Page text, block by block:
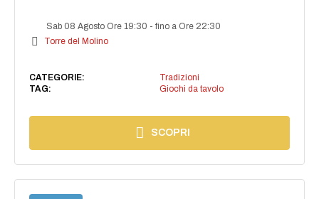
Sab 08 Agosto Ore 19:30 -fino a Ore 22:30
Torre del Molino
CATEGORIE:
Tradizioni
TAG:
Giochi da tavolo
SCOPRI